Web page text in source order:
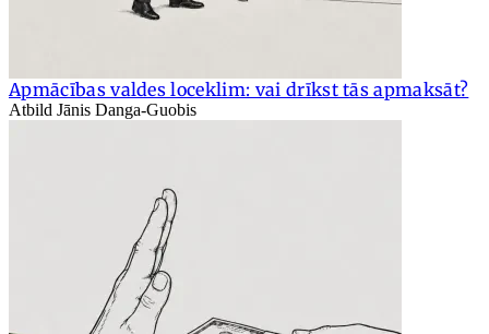
Apmācības valdes loceklim: vai drīkst tās apmaksāt?
Atbild Jānis Danga-Guobis